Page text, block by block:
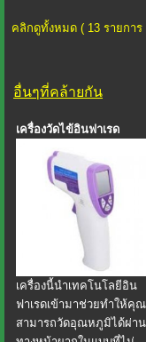
คลิกดูทั้งหมด ( 13 รายการ
อื่นๆที่คล้ายกัน
เครื่องวัดไข้อินฟาเรด
เครื่องนี้นำเทคโนโลยีอิน
ฟาเรดเข้ามาช่วยทำให้คุณ
สามารถวัดอุณหภูมิได้ผ่าน